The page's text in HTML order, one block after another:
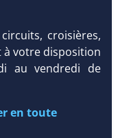
DEMANDE
D’INFORMATIONS
croisières,
à votre disposition
au vendredi de
en toute